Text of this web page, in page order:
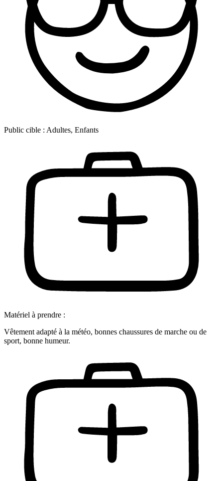
Public cible : Adultes, Enfants
Matériel à prendre :
Vêtement adapté à la météo, bonnes chaussures de marche ou de
sport, bonne humeur.